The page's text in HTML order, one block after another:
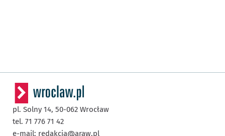
pl. Solny 14, 50-062 Wrocław
tel. 71 776 71 42
e-mail: redakcja@araw.pl